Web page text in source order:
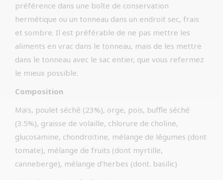
préférence dans une boîte de conservation
hermétique ou un tonneau dans un endroit sec, frais
et sombre. Il est préférable de ne pas mettre les
aliments en vrac dans le tonneau, mais de les mettre
dans le tonneau avec le sac entier, que vous refermez
le mieux possible.
Composition
Maïs, poulet séché (23%), orge, pois, buffle séché
(3.5%), graisse de volaille, chlorure de choline,
glucosamine, chondroïtine, mélange de légumes (dont
tomate), mélange de fruits (dont myrtille,
canneberge), mélange d’herbes (dont. basilic)